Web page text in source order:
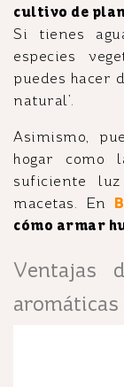
cultivo de
Si tienes
especies
puedes hacer
natural’.
Asimismo,
hogar como
suficiente
macetas. En
cómo armar
Ventajas